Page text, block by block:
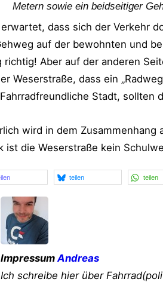
Metern sowie ein beidseitiger
dass sich der Verkehr
auf der bewohnten und
richtig! Aber auf der anderen
Weserstraße, dass ein
Stadt, sollten
wird in dem Zusammenhang
ist die Weserstraße kein
teilen teilen
Impressum Andreas
Ich schreibe hier über